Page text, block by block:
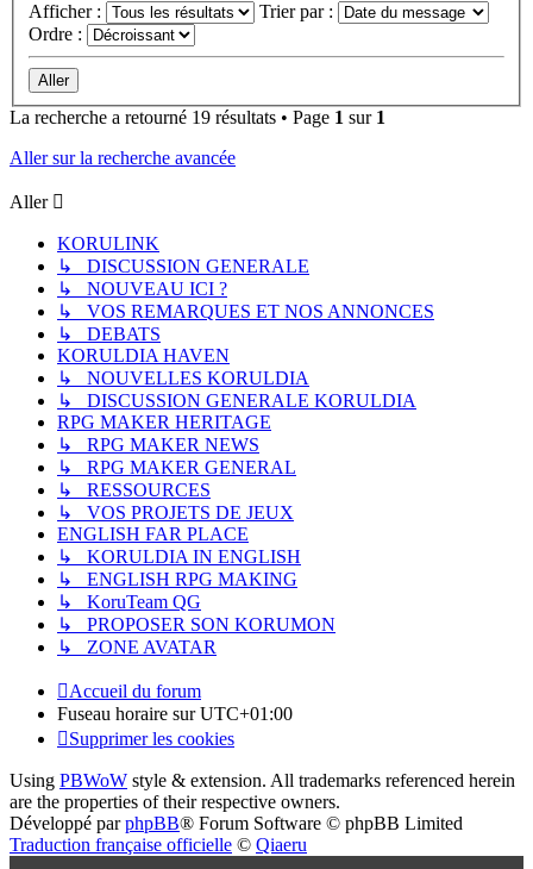
Afficher :
Trier par :
Ordre :
La recherche a retourné 19 résultats • Page 1 sur 1
Aller sur la recherche avancée
Aller
KORULINK
↳ DISCUSSION GENERALE
↳ NOUVEAU ICI ?
↳ VOS REMARQUES ET NOS ANNONCES
↳ DEBATS
KORULDIA HAVEN
↳ NOUVELLES KORULDIA
↳ DISCUSSION GENERALE KORULDIA
RPG MAKER HERITAGE
↳ RPG MAKER NEWS
↳ RPG MAKER GENERAL
↳ RESSOURCES
↳ VOS PROJETS DE JEUX
ENGLISH FAR PLACE
↳ KORULDIA IN ENGLISH
↳ ENGLISH RPG MAKING
↳ KoruTeam QG
↳ PROPOSER SON KORUMON
↳ ZONE AVATAR
Accueil du forum
Fuseau horaire surUTC+01:00
Supprimer les cookies
Using PBWoW style & extension. All trademarks referenced herein
are the properties of their respective owners.
Développé parphpBB® Forum Software © phpBB Limited
Traduction française officielle © Qiaeru